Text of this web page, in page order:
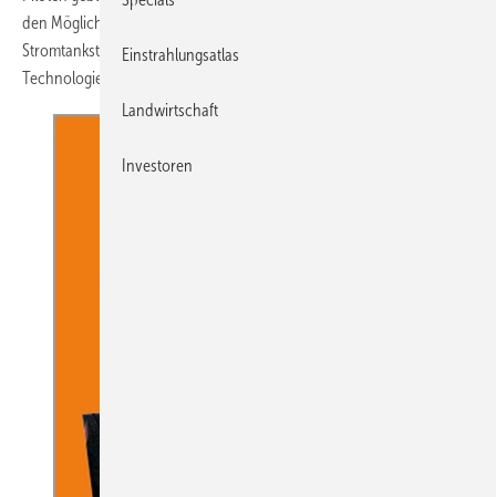
den Möglichkeiten, mit dynamischen Strompreisen bares Geld an der
Stromtankstelle zu sparen, im Spezial auch die aktuellen Produkte und
Technologien – auch für das bidirektionale Laden.
Einstrahlungsatlas
Landwirtschaft
Investoren